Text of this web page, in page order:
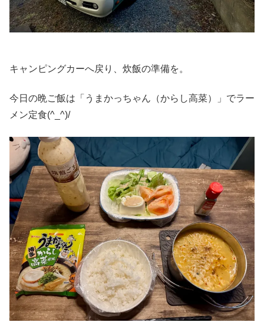
キャンピングカーへ戻り、炊飯の準備を。
今日の晩ご飯は「うまかっちゃん（からし高菜）」でラー
メン定食(^_^)/